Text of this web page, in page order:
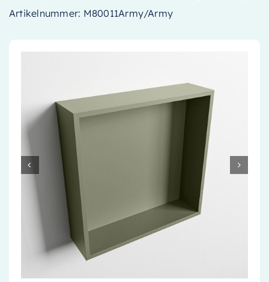
Badkamermeubels
Installatiemateriaal
Klimaatbeheersing
Tegels
Artikelnummer: M80011Army/Army